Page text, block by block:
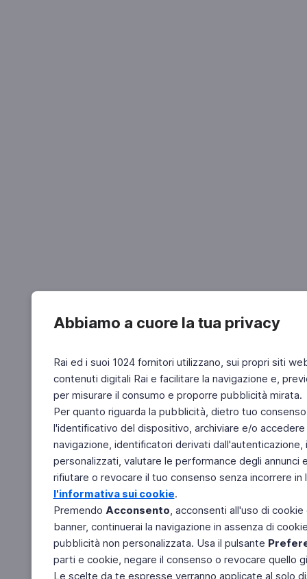
Abbiamo a cuore la tua privacy
Rai ed i suoi 1024 fornitori utilizzano, sui propri siti
contenuti digitali Rai e facilitare la navigazione e,
per misurare il consumo e proporre pubblicità mirata.
Per quanto riguarda la pubblicità, dietro tuo
l'identificativo del dispositivo, archiviare e/o
navigazione, identificatori derivati
personalizzati, valutare le performance degli
rifiutare o revocare il tuo consenso senza incorrere
l'informativa sui cookie.
Premendo Acconsento, acconsenti all'uso di
banner, continuerai la navigazione in assenza di
pubblicità non personalizzata. Usa il pulsante
parti e cookie, negare il consenso o revocare quello
Le scelte da te espresse verranno applicate al solo